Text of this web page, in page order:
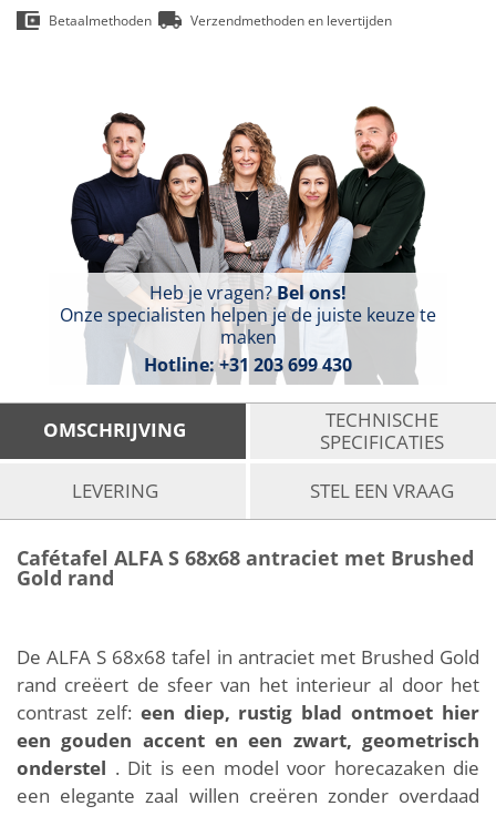
Betaalmethoden Verzendmethoden en levertijden
Heb je vragen?Bel ons!
Onze specialisten helpen je de juiste keuze te
maken
Hotline:+31 203 699 430
OMSCHRIJVING
TECHNISCHE
SPECIFICATIES
LEVERING
STEL EEN VRAAG
Cafétafel ALFA S 68x68 antraciet met Brushed
Gold rand
De ALFA S 68x68 tafel in antraciet met Brushed Gold
rand creëert de sfeer van het interieur al door het
contrast zelf: een diep, rustig blad ontmoet hier
een gouden accent en een zwart, geometrisch
onderstel . Dit is een model voor horecazaken die
een elegante zaal willen creëren zonder overdaad